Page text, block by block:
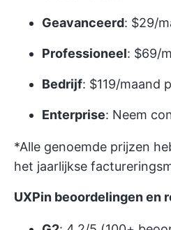
Geavanceerd: $29/
Professioneel: $69/
Bedrijf: $119/maand
Enterprise: Neem
*Alle genoemde prijzen
het jaarlijkse
UXPin beoordelingen en